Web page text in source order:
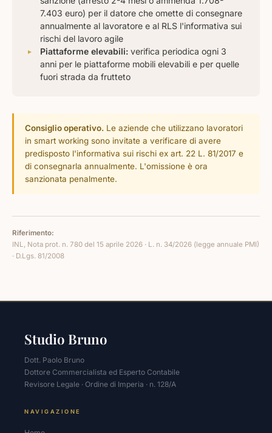
7.403 euro) per il datore che omette di consegnare
annualmente al lavoratore e al RLS l'informativa sui
rischi del lavoro agile
Piattaforme elevabili: verifica periodica ogni 3
anni per le piattaforme mobili elevabili e per quelle
fuori strada da frutteto
Consiglio operativo. Le aziende che utilizzano lavoratori
in smart working sono invitate a verificare di avere
predisposto l'informativa sui rischi ex art. 22 L. 81/2017 e
di consegnarla annualmente. L'omissione è ora
sanzionata penalmente.
Riferimento:
INL, Nota prot. n. 780 del 15 aprile 2026 · L. n. 34/2026 (legge annuale PMI)
· D.Lgs. 81/2008
Studio Bruno
Dott. Paolo Bruno
Dottore Commercialista ed Esperto Contabile
Revisore Legale · Ordine di Imperia · n. 128/A
NAVIGAZIONE